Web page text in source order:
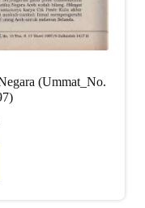
(Ummat_No.